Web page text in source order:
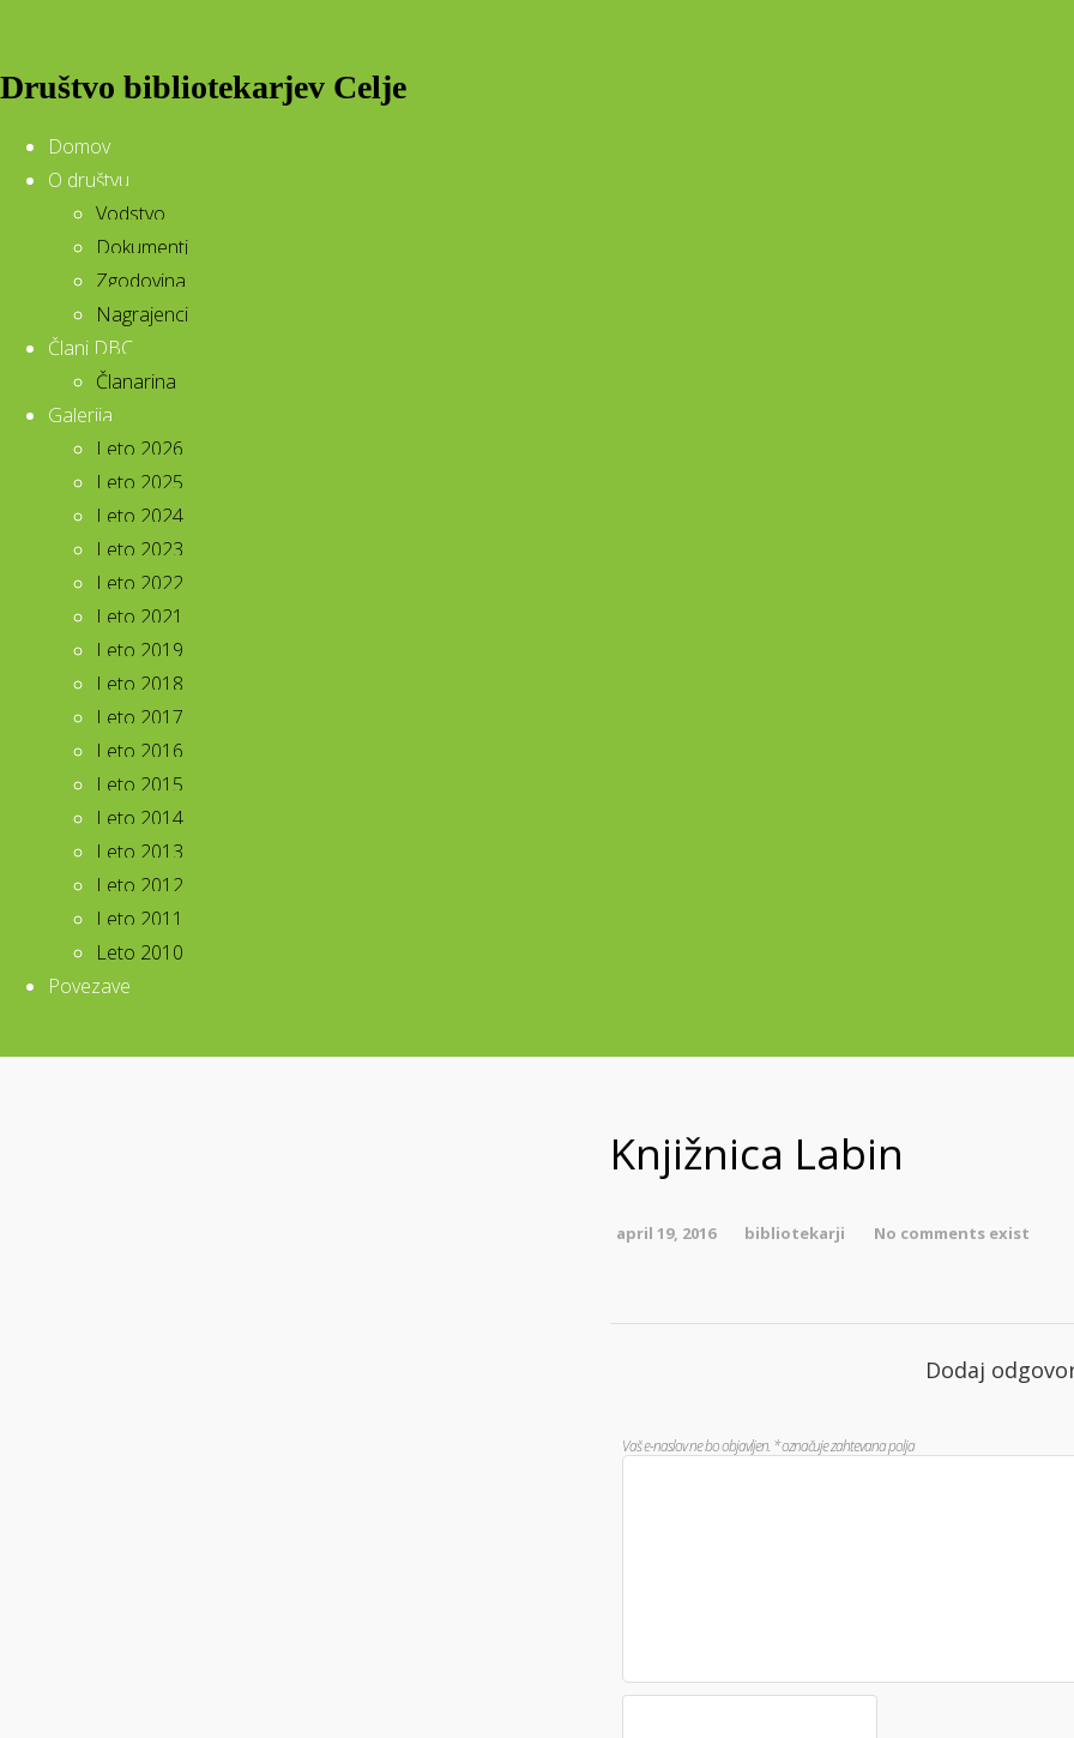
Društvo bibliotekarjev Celje
Domov
O društvu
Vodstvo
Dokumenti
Zgodovina
Nagrajenci
Člani DBC
Članarina
Galerija
Leto 2026
Leto 2025
Leto 2024
Leto 2023
Leto 2022
Leto 2021
Leto 2019
Leto 2018
Leto 2017
Leto 2016
Leto 2015
Leto 2014
Leto 2013
Leto 2012
Leto 2011
Leto 2010
Povezave
Knjižnica Labin
april 19, 2016 bibliotekarji No comments exist
Dodaj
Vaš e-naslov ne bo objavljen.*označuje zahtevana polja